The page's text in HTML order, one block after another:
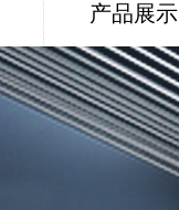
产品展示